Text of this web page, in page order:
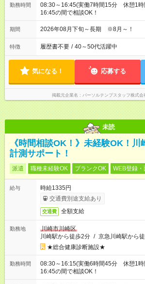
勤務時間
08:30～16:45(実働7時間15分 休憩1
16:45の間で相談OK！
期間 2026年08月下旬～長期 ※8月～！
特徴 履歴書不要 / 40～50代活躍中
気になる！ 応募する
掲載元企業名 パーソルテンプスタッフ株式
未読
《時間相談OK！》未経験OK！川
計測サポート！
派遣 職種未経験OK ブランクOK WEB登録・
給与
時給1335円
交通費別途支給あり
交通費 全額支給
勤務地
川崎市川崎区
川崎駅から徒歩2分 / 京急川崎駅から
★総合健康診断施設★
勤務時間
08:30～16:15(実働6時間45分 休憩1
16:45の間で相談OK！